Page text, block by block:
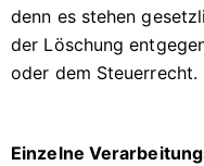
denn es stehen
der Löschung
oder dem Steuerrecht.
Einzelne